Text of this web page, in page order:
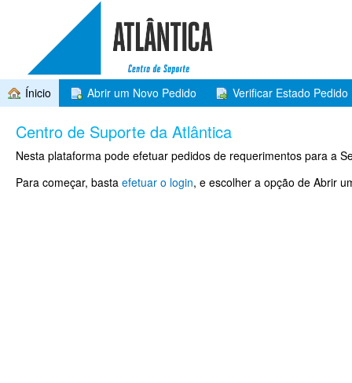
Ínicio Abrir um Novo Pedido Verificar Estado Pedido
Centro de Suporte da Atlântica
Nesta plataforma pode efetuar pedidos de requerimentos para a
Para começar, basta efetuar o login, e escolher a opção de Abrir